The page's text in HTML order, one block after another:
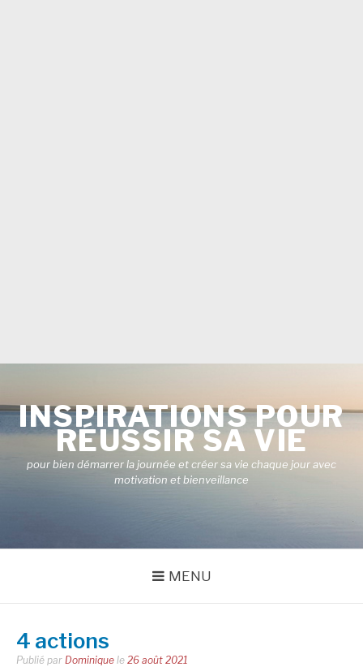
contenu
INSPIRATIONS POUR
RÉUSSIR SA VIE
pour bien démarrer la journée et créer sa vie chaque jour avec
motivation et bienveillance
MENU
4 actions
Publié par Dominique le 26 août 2021